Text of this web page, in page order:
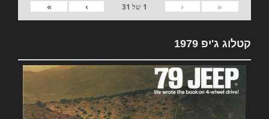
«
‹
1 של 31
›
»
קטלוג ג'יפ 1979